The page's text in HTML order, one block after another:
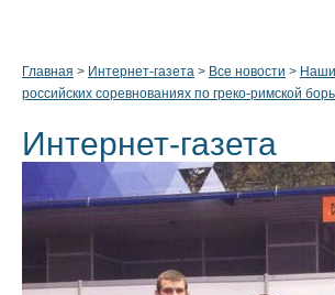
Главная > Интернет-газета > Все новости > Наши
российских соревнованиях по греко-римской
Интернет-газета